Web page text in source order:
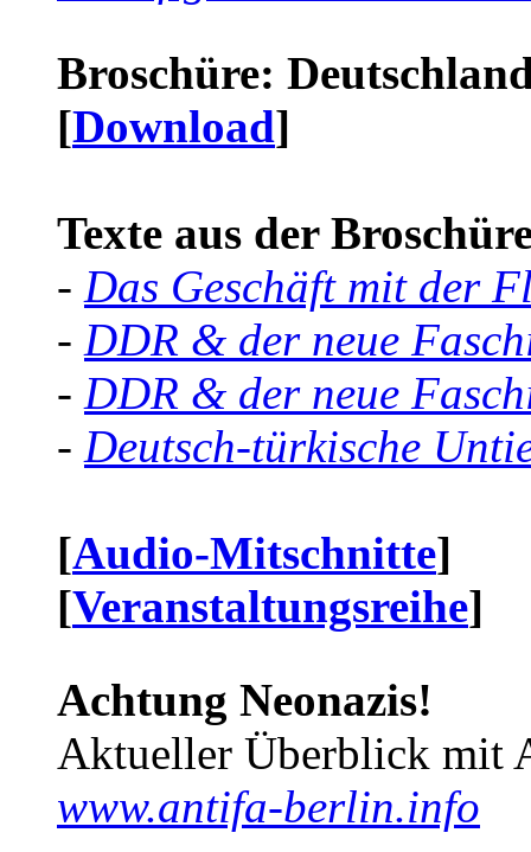
Broschüre:
[Download]
Texte aus der
- Das Geschäft mit der
- DDR & der neue
- DDR & der neue
- Deutsch-türkische
[Audio-Mitschnitte]
[Veranstaltungsreihe]
Achtung Neonazis!
Aktueller Überblick mit
www.antifa-berlin.info